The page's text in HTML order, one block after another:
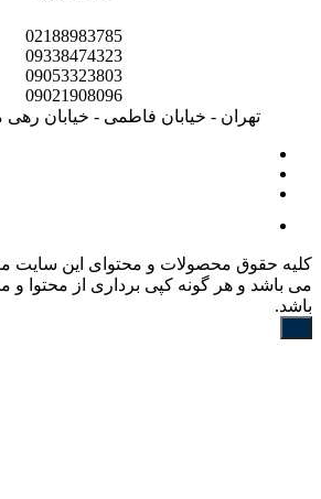
02188983785
09338474323
09053323803
09021908096
تهران - خیابان فاطمی - خیابان رهی
کليه حقوق محصولات و محتوای اين سایت
می باشد و هر گونه کپی برداری از محتوا
باشد.